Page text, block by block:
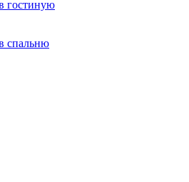
гостиную
спальню